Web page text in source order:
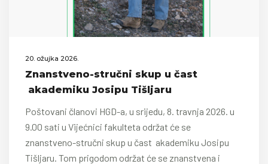
20. ožujka 2026.
Znanstveno-stručni skup u čast
akademiku Josipu Tišljaru
Poštovani članovi HGD-a, u srijedu, 8. travnja 2026. u
9.00 sati u Vijećnici fakulteta održat će se
znanstveno-stručni skup u čast akademiku Josipu
Tišljaru. Tom prigodom održat će se znanstvena i